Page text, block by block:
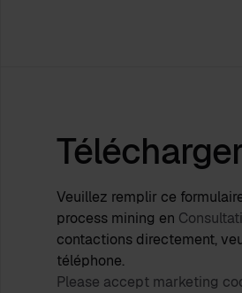
Veuillez remplir ce
process mining en
contactions directement,
téléphone.
Please accept marketing